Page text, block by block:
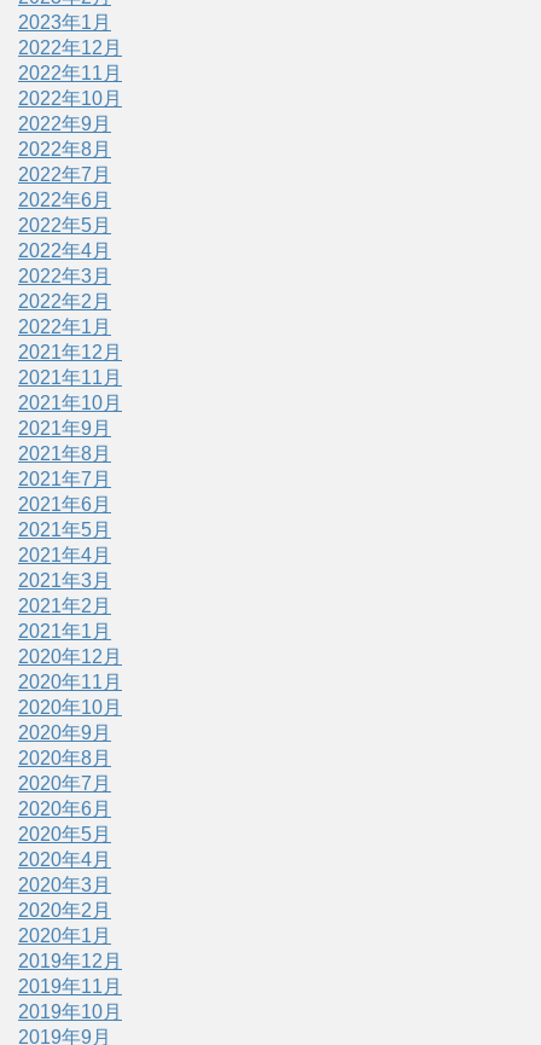
2023年1月
2022年12月
2022年11月
2022年10月
2022年9月
2022年8月
2022年7月
2022年6月
2022年5月
2022年4月
2022年3月
2022年2月
2022年1月
2021年12月
2021年11月
2021年10月
2021年9月
2021年8月
2021年7月
2021年6月
2021年5月
2021年4月
2021年3月
2021年2月
2021年1月
2020年12月
2020年11月
2020年10月
2020年9月
2020年8月
2020年7月
2020年6月
2020年5月
2020年4月
2020年3月
2020年2月
2020年1月
2019年12月
2019年11月
2019年10月
2019年9月